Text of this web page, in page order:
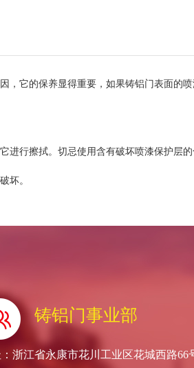
它的保养显得重要，如果铸铝门表面的
进行擦拭。切忌使用含有破坏喷漆保护层
坏。
铸铝门事业部
浙江省永康市花川工业区花城西路66